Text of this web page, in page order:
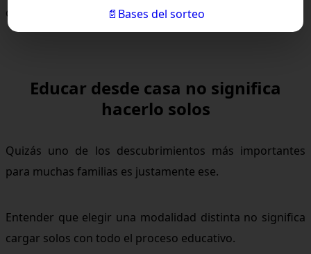
quienes recién comienzan.
Educar desde casa no significa
hacerlo solos
Quizás uno de los descubrimientos más importantes
para muchas familias es justamente ese.
Entender que elegir una modalidad distinta no significa
cargar solos con todo el proceso educativo.
📄Bases del sorteo